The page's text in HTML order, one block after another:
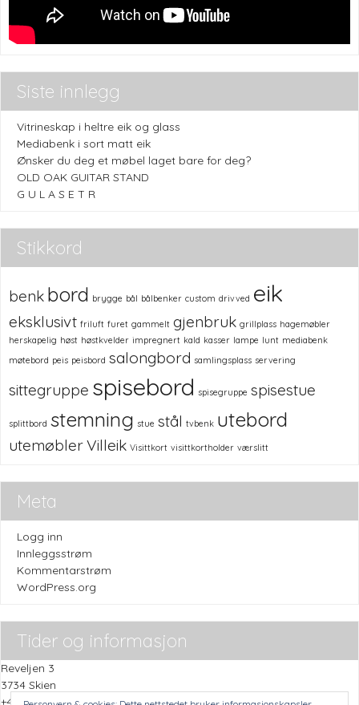
Siste innlegg
Vitrineskap i heltre eik og glass
Mediabenk i sort matt eik
Ønsker du deg et møbel laget bare for deg?
OLD OAK GUITAR STAND
G U L A S E T R
Stikkord
benk bord brygge bål bålbenker custom drivved eik
eksklusivt friluft furet gammelt gjenbruk grillplass hagemøbler
herskapelig høst høstkvelder impregnert kald kasser lampe lunt mediabenk
møtebord peis peisbord salongbord samlingsplass servering
sittegruppe spisebord spisegruppe spisestue
splittbord stemning stue stål tvbenk utebord
utemøblerVilleik Visittkort visittkortholder værslitt
Meta
Logg inn
Innleggsstrøm
Kommentarstrøm
WordPress.org
Tider og informasjon
Reveljen 3
3734 Skien
+47 45505059